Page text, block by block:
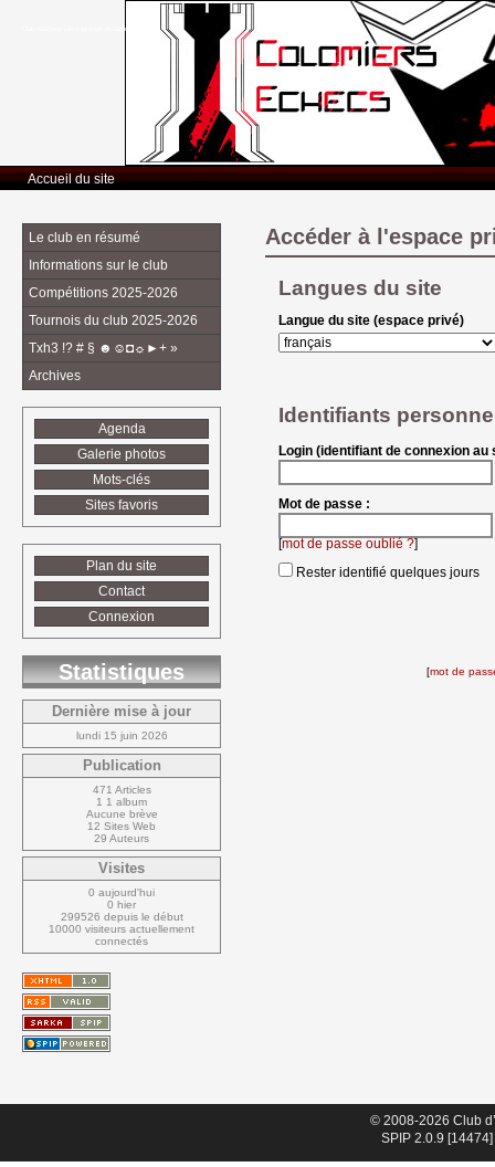
Club d’Echecs Léo Lagrange de Colomiers
Accueil du site
Accéder à l'espace
Langues du site
Langue du site (espace privé)
Identifiants
Login (identifiant de connexion au
Mot de passe :
[mot de passe oublié ?]
Rester identifié quelques jours
[mot de
Le club en résumé
Informations sur le club
Compétitions 2025-2026
Tournois du club 2025-2026
Txh3 !? # § ☻☺◘☼►+ »
Archives
Agenda
Galerie photos
Mots-clés
Sites favoris
Plan du site
Contact
Connexion
Statistiques
Dernière mise à jour
lundi 15 juin 2026
Publication
471 Articles
1 1 album
Aucune brève
12 Sites Web
29 Auteurs
Visites
0 aujourd'hui
0 hier
299526 depuis le début
10000 visiteurs actuellement
connectés
© 2008-2026 Club
SPIP 2.0.9 [14474]